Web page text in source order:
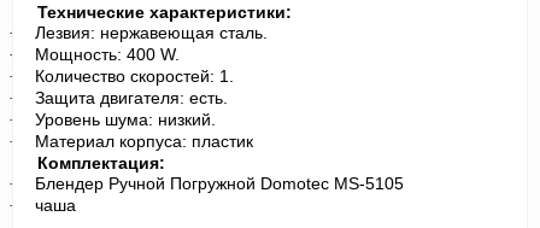
Технические характеристики:
· Лезвия: нержавеющая сталь.
· Мощность: 400 W.
· Количество скоростей: 1.
· Защита двигателя: есть.
· Уровень шума: низкий.
·
Материал корпуса: пластик
Комплектация:
· Блендер Ручной Погружной Domotec MS-5105
· чаша